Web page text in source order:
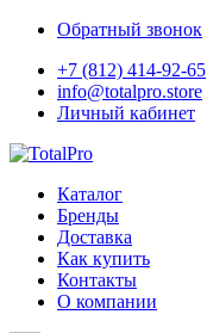
Обратный звонок
+7 (812) 414-92-65
info@totalpro.store
Личный кабинет
Каталог
Бренды
Доставка
Как купить
Контакты
О компании